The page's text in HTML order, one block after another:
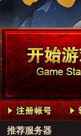
推荐服务器